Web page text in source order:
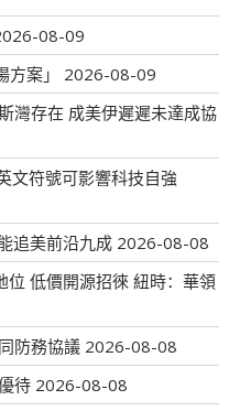
08-09
案」
2026-08-09
灣存在 成美伊遲遲未達成協
文符號可影響科技自強
追美前沿九成 2026-08-08
位 低價開源招徠 紐時：華領
防務協議 2026-08-08
待 2026-08-08